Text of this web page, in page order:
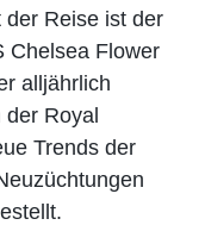
der Reise ist der
Chelsea Flower
alljährlich
der Royal
Trends der